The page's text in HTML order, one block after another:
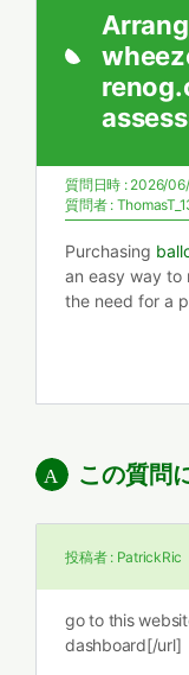
質問日時 : 2026/
質問者 :
Purchasing
an easy way to
the need for a
この質問
投稿者 : PatrickRic
go to this
dashboard[/url]